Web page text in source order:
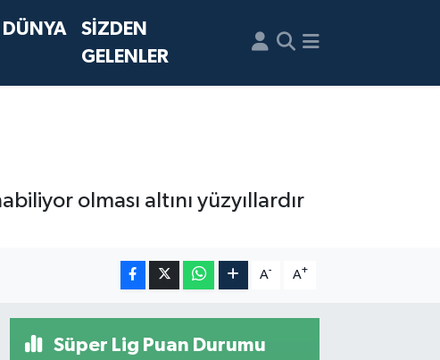
DÜNYA
SİZDEN
GELENLER
olması altını yüzyıllardır
A- A+
Süper Lig Puan Durumu